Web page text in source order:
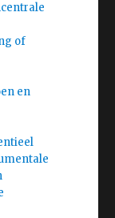
of
en